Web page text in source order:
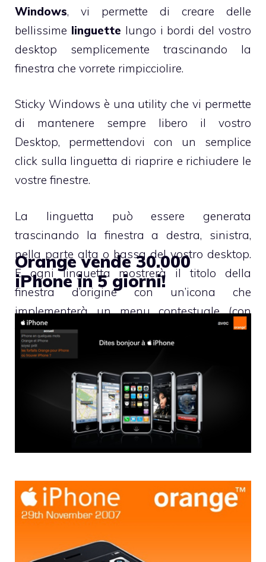
Windows, vi permette di creare delle
bellissime linguette lungo i bordi del vostro
desktop semplicemente trascinando la
finestra che vorrete rimpicciolire.
Sticky Windows è una utility che vi permette
di mantenere sempre libero il vostro
Desktop, permettendovi con un semplice
click sulla linguetta di riaprire e richiudere le
vostre finestre.
La linguetta può essere generata
trascinando la finestra a destra, sinistra,
nella parte alta o bassa del vostro desktop.
E ogni linguetta mostrerà il titolo della
finestra d’origine con un’icona che
implementerà un menu contestuale (con
funzioni di mostra/nascondi, chiudi, etc.).
Orange vende 30.000
iPhone in 5 giorni!